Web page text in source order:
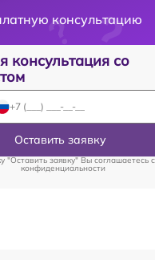
консультацию
консультация со
Оставить заявку
"Оставить заявку" Вы соглашаетесь
конфиденциальности